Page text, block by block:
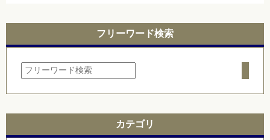
フリーワード検索
カテゴリ